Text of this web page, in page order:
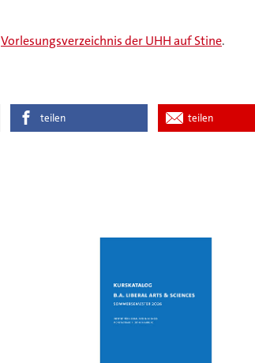
Vorlesungsverzeichnis der UHH auf Stine.
teilen teilen